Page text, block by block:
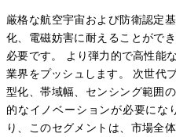
厳格な航空宇宙および防衛認定
化、電磁妨害に耐えることがで
必要です。 より弾力的で高性能
業界をプッシュします。 次世代
型化、帯域幅、センシング範囲
的なイノベーションが必要にな
り、このセグメントは、市場全